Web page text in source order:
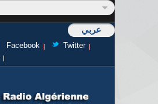
عربي
Facebook
Twitter